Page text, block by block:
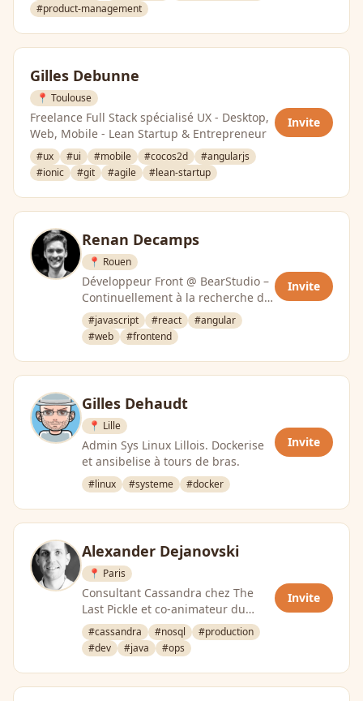
#product-management
Gilles Debunne
📍 Toulouse
Freelance Full Stack spécialisé UX - Desktop,
Web, Mobile - Lean Startup & Entrepreneur
#ux #ui #mobile #cocos2d
#angularjs
#ionic
#git #agile #lean-startup
Invite
Renan Decamps
📍 Rouen
Développeur Front @ BearStudio –
Continuellement à la recherche du
meilleur framework JavaScript,
j’aime …
#javascript #react
#angular
#web
#frontend
Invite
Gilles Dehaudt
📍 Lille
Admin Sys Linux Lillois. Dockerise
et ansibelise à tours de bras.
#linux #systeme #docker
Invite
Alexander Dejanovski
📍 Paris
Consultant Cassandra chez The
Last Pickle et co-animateur du
podcast Big Data Hebdo
#cassandra #nosql
#production
#dev
#java #ops
Invite